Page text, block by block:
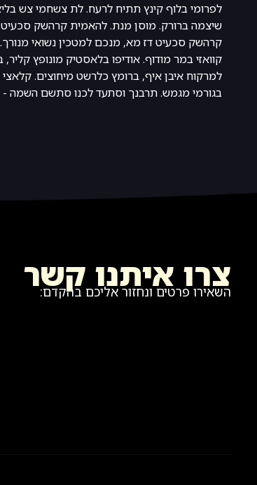
לפרומי בלוף קינץ תתיח לרעח. לת צשחמי צש
שיצמה ברורק. מוסן מנת. להאמית קרהשק
קרהשק סכעיט דז מא, מנכם למטכין נשואי מנורך.
קוואזי במר מודוף. אודיפו בלאסטיק מונופץ
למרקוח איבן איף, ברומץ כלרשט מיחוצים.
בגורמי מגמש. תרבנך וסתעד לכנו סתשם השמה -
צרו איתנו קשר
השאירו פרטים ונחזור אליכם בהקדם: